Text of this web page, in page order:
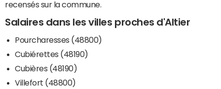
recensés sur la commune.
Salaires dans les villes proches d'Altier
Pourcharesses (48800)
Cubiérettes (48190)
Cubières (48190)
Villefort (48800)